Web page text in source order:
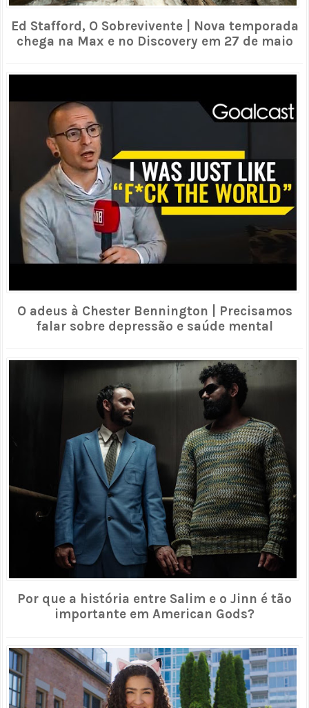
Ed Stafford, O Sobrevivente | Nova temporada
chega na Max e no Discovery em 27 de maio
O adeus à Chester Bennington | Precisamos
falar sobre depressão e saúde mental
Por que a história entre Salim e o Jinn é tão
importante em American Gods?